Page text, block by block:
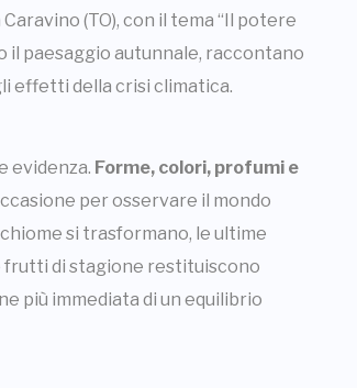
Caravino (TO), con il tema “Il potere
paesaggio autunnale, raccontano
effetti della crisi climatica.
evidenza. Forme, colori, profumi e
per osservare il mondo
si trasformano, le ultime
frutti di stagione restituiscono
più immediata di un equilibrio